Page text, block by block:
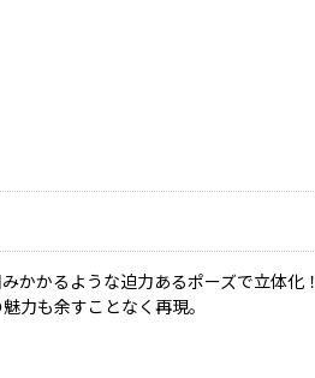
かかるような迫力あるポーズで立体化！
力も余すことなく再現。